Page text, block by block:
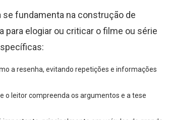
fundamenta na construção de
elogiar ou criticar o filme ou série
a resenha, evitando repetições e informações
o leitor compreenda os argumentos e a tese